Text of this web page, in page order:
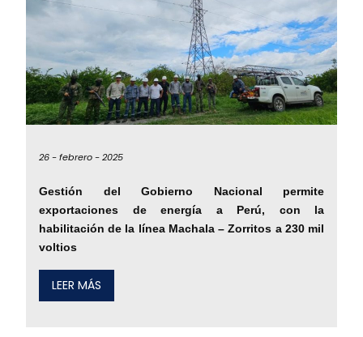
26 -febrero -2025
Gestión del Gobierno Nacional permite
exportaciones de energía a Perú, con la
habilitación de la línea Machala – Zorritos a 230 mil
voltios
LEER MÁS